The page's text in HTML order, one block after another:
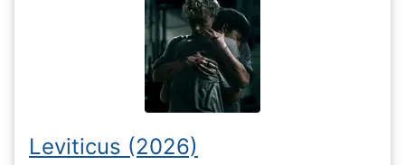
Leviticus (2026)